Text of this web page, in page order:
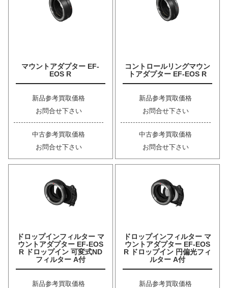
マウントアダプター EF-
EOS R
新品参考買取価格
お問合せ下さい
中古参考買取価格
お問合せ下さい
コントロールリングマウン
トアダプター EF-EOS R
新品参考買取価格
お問合せ下さい
中古参考買取価格
お問合せ下さい
ドロップインフィルター マ
ウントアダプター EF-EOS
R ドロップイン 可変式ND
フィルター A付
新品参考買取価格
ドロップインフィルター マ
ウントアダプター EF-EOS
R ドロップイン 円偏光フィ
ルター A付
新品参考買取価格